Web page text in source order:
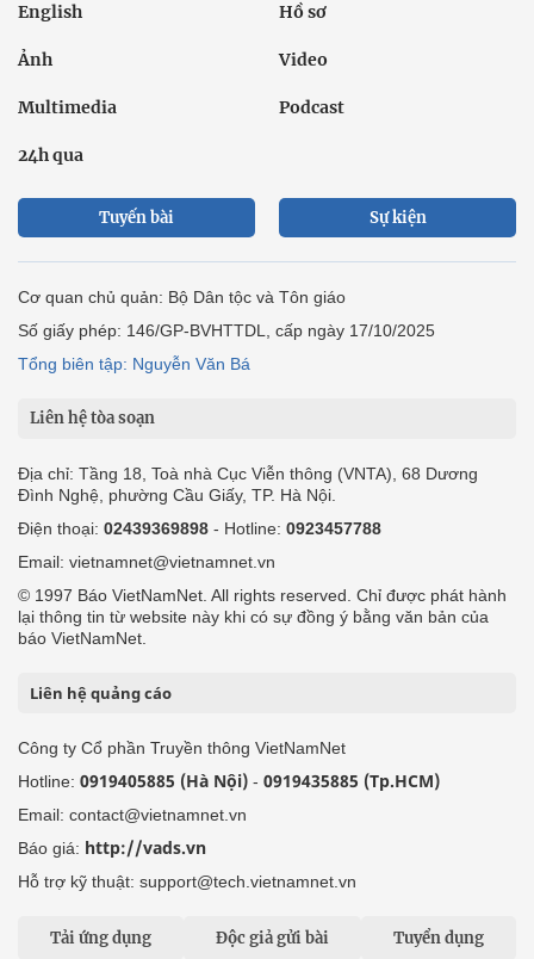
English Hồ sơ
Ảnh Video
Multimedia Podcast
24h qua
Tuyến bài Sự kiện
Cơ quan chủ quản: Bộ Dân tộc và Tôn giáo
Số giấy phép: 146/GP-BVHTTDL, cấp ngày 17/10/2025
Tổng biên tập: Nguyễn Văn Bá
Liên hệ tòa soạn
Địa chỉ: Tầng 18, Toà nhà Cục Viễn thông (VNTA), 68 Dương
Đình Nghệ, phường Cầu Giấy, TP. Hà Nội.
Điện thoại: 02439369898 - Hotline: 0923457788
Email: vietnamnet@vietnamnet.vn
© 1997 Báo VietNamNet. All rights reserved. Chỉ được phát hành
lại thông tin từ website này khi có sự đồng ý bằng văn bản của
báo VietNamNet.
Liên hệ quảng cáo
Công ty Cổ phần Truyền thông VietNamNet
Hotline: 0919405885 (Hà Nội) - 0919435885 (Tp.HCM)
Email: contact@vietnamnet.vn
Báo giá: http://vads.vn
Hỗ trợ kỹ thuật: support@tech.vietnamnet.vn
Tải ứng dụng Độc giả gửi bài Tuyển dụng